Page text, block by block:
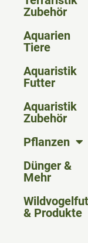
Zubehör
Aquarien
Tiere
Aquaristik
Futter
Aquaristik
Zubehör
Pflanzen
Dünger &
Mehr
& Produkte